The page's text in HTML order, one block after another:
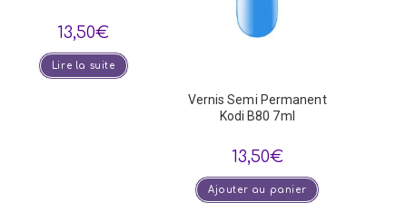
13,50€
Lire la suite
Vernis Semi Permanent
Kodi B80 7ml
13,50€
Ajouter au panier